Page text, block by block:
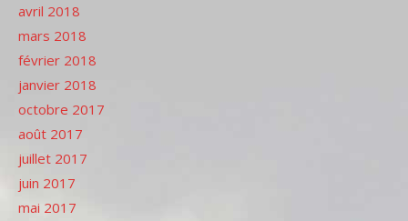
avril 2018
mars 2018
février 2018
janvier 2018
octobre 2017
août 2017
juillet 2017
juin 2017
mai 2017